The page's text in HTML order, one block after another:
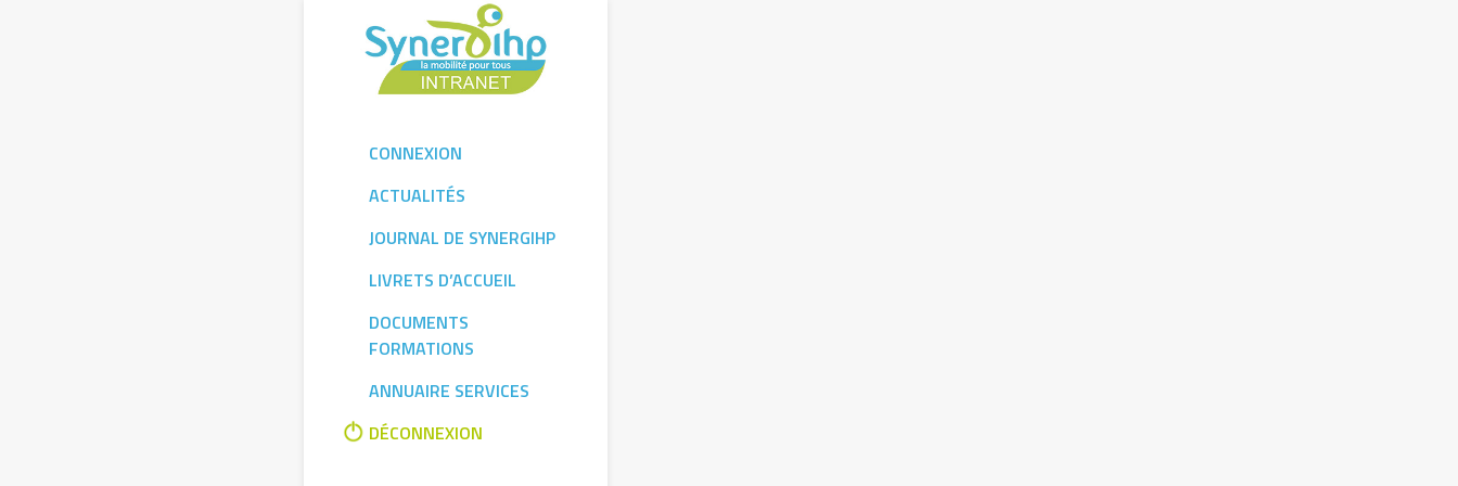
CONNEXION
ACTUALITÉS
JOURNAL DE SYNERGIHP
LIVRETS D’ACCUEIL
DOCUMENTS
FORMATIONS
ANNUAIRE SERVICES
DÉCONNEXION